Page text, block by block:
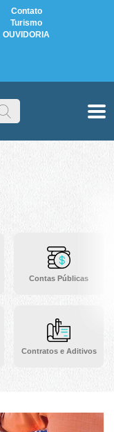
Contato
Turismo
OUVIDORIA
Contas Públicas
Contratos e Aditivos